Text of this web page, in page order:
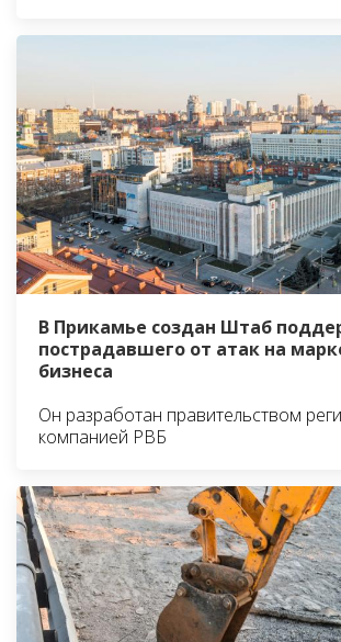
В Прикамье создан Штаб
пострадавшего от атак на
бизнеса
Он разработан правительством
компанией РВБ